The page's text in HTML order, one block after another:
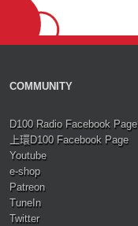
COMMUNITY
D100 Radio Facebook Page
上環D100 Facebook Page
Youtube
e-shop
Patreon
TuneIn
Twitter